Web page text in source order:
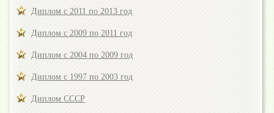
Диплом с 2011 по 2013 год
Диплом с 2009 по 2011 год
Диплом с 2004 по 2009 год
Диплом с 1997 по 2003 год
Диплом СССР